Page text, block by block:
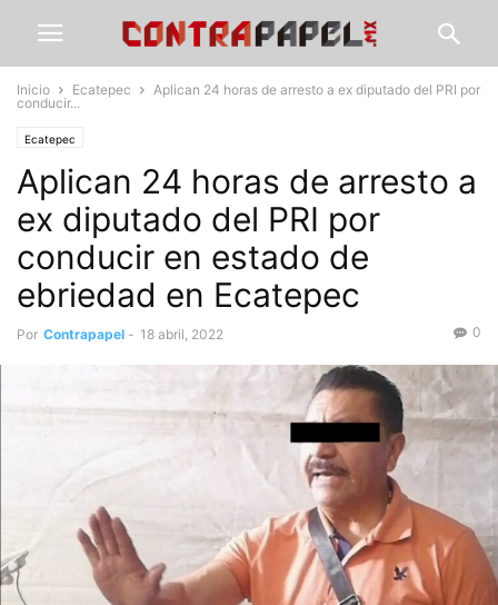
Inicio Ecatepec
Aplican 24 horas de arresto a ex diputado del PRI por
conducir...
Ecatepec
Aplican 24 horas de arresto a
ex diputado del PRI por
conducir en estado de
ebriedad en Ecatepec
Por Contrapapel - 18 abril, 2022 0